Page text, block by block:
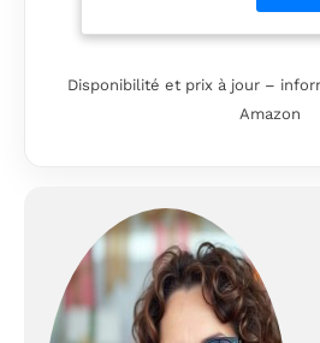
all-day
the
blends
Disponibilité et prix à jour –
Amazon